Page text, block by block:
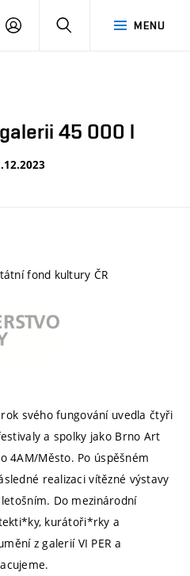
MENU
PŘIHLÁSIT
45 000 l
fond kultury ČR
svého fungování uvedla čtyři
a spolky jako Brno Art
4AM/Město. Po úspěšném
realizaci vítězné výstavy
Do mezinárodní
kurátoři*rky a
z galerií VI PER a